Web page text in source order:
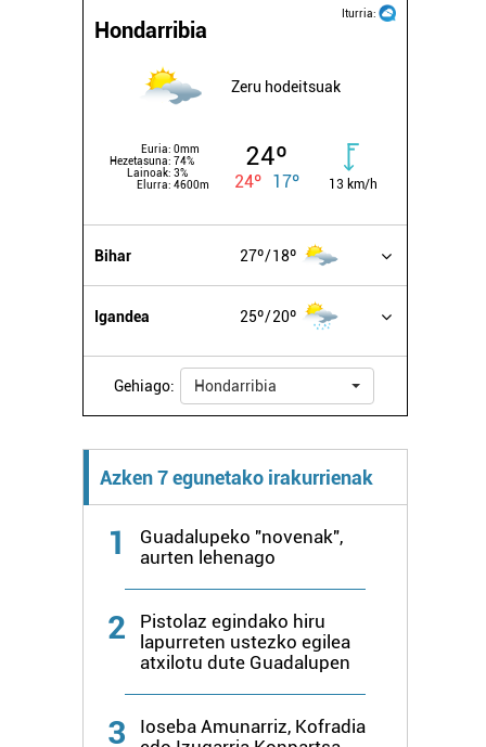
Iturria:
Hondarribia
Zeru hodeitsuak
Euria: 0mm
Hezetasuna: 74%
Lainoak: 3%
Elurra: 4600m
24º
24º 17º 13 km/h
Bihar 27º 18º
Igandea 25º 20º
Gehiago: Hondarribia
Azken 7 egunetako irakurrienak
1
Guadalupeko "novenak",
aurten lehenago
2
Pistolaz egindako hiru
lapurreten ustezko egilea
atxilotu dute Guadalupen
3
Ioseba Amunarriz, Kofradia